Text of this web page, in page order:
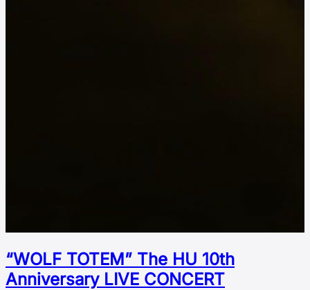
“WOLF TOTEM” The HU 10th
Аnniversary LIVE CONCERT